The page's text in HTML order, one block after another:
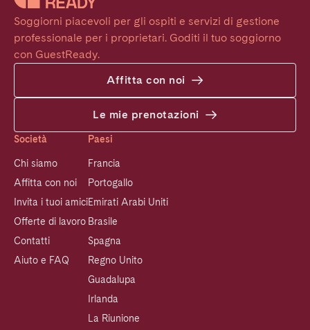
Soggiorni piacevoli per gli ospiti e servizi di gestione
professionale per i proprietari. Goditi il tuo soggiorno
con GuestReady.
Affitta con noi
Le mie prenotazioni
Società
Chi siamo
Affitta con noi
Invita i tuoi amici
Offerte di lavoro
Contatti
Aiuto e FAQ
Paesi
Francia
Portogallo
Emirati Arabi Uniti
Brasile
Spagna
Regno Unito
Guadalupa
Irlanda
La Riunione